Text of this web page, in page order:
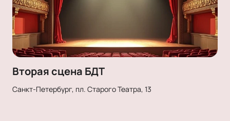
Вторая сцена БДТ
Санкт-Петербург, пл. Старого Театра, 13